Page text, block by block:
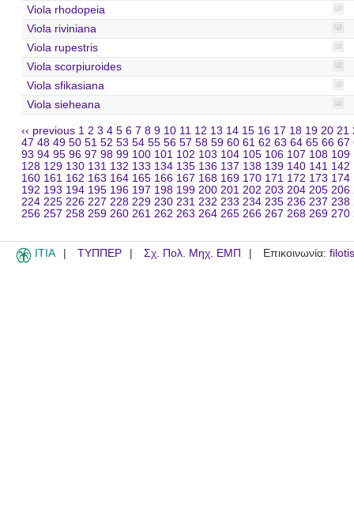
Viola rhodopeia
Viola riviniana
Viola rupestris
Viola scorpiuroides
Viola sfikasiana
Viola sieheana
‹‹ previous 1 2 3 4 5 6 7 8 9 10 11 12 13 14 15 16 17 18 19 20 21
47 48 49 50 51 52 53 54 55 56 57 58 59 60 61 62 63 64 65 66 67
93 94 95 96 97 98 99 100 101 102 103 104 105 106 107 108 109
128 129 130 131 132 133 134 135 136 137 138 139 140 141 142
160 161 162 163 164 165 166 167 168 169 170 171 172 173 174
192 193 194 195 196 197 198 199 200 201 202 203 204 205 206
224 225 226 227 228 229 230 231 232 233 234 235 236 237 238
256 257 258 259 260 261 262 263 264 265 266 267 268 269 270
ITIA ΤΥΠΠΕΡ Σχ. Πολ. Μηχ. ΕΜΠ Επικοινωνία: